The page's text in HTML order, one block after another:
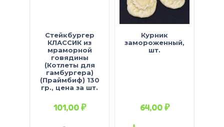
Стейкбургер
КЛАССИК из
мраморной
говядины
(Котлеты для
гамбургера)
(Праймбиф) 130
гр., цена за шт.
101,00₽
Курник
замороженный,
шт.
64,00₽